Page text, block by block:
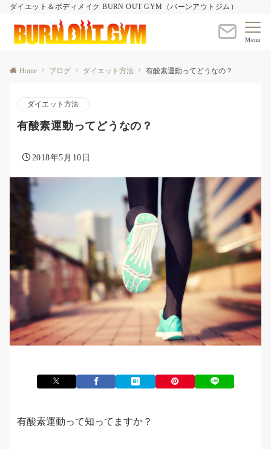
ダイエット＆ボディメイク BURN OUT GYM（バーンアウトジム）
Menu
Home ブログ ダイエット方法 有酸素運動ってどうなの？
ダイエット方法
有酸素運動ってどうなの？
2018年5月10日
有酸素運動って知ってますか？